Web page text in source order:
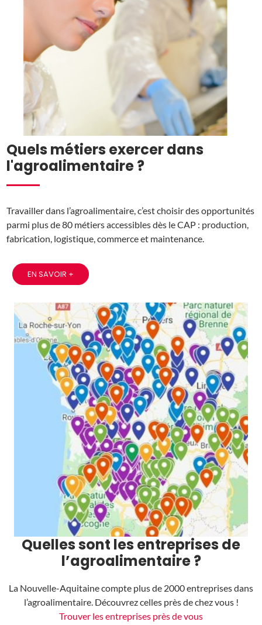
Quels métiers exercer dans
l'agroalimentaire ?
Travailler dans l’agroalimentaire, c’est choisir des opportunités
parmi plus de 80 métiers accessibles dès le CAP : production,
fabrication, logistique, commerce et maintenance.
EN SAVOIR +
Quelles sont les entreprises de
l’agroalimentaire ?
La Nouvelle-Aquitaine compte plus de 2000 entreprises dans
l’agroalimentaire. Découvrez celles près de chez vous !
Trouver les entreprises près de vous